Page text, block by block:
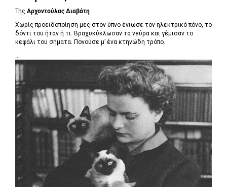
Της Αρχοντούλας Διαβάτη
Χωρίς προειδοποίηση μες στον ύπνο ένιωσε τον ηλεκτρικό πόνο, το
δόντι του ήταν ή τι. Βραχυκύκλωσαν τα νεύρα και γέμισαν το
κεφάλι του σήματα. Πονούσε μ’ ένα κτηνώδη τρόπο.